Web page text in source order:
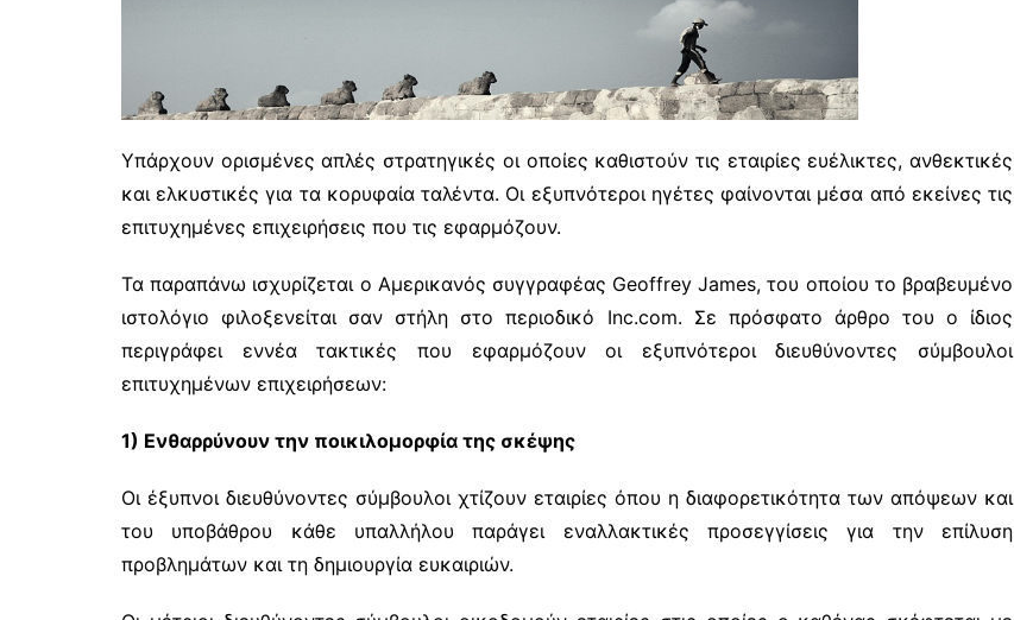
Υπάρχουν ορισμένες απλές στρατηγικές οι οποίες καθιστούν τις εταιρίες ευέλικτες, ανθεκτικές
και ελκυστικές για τα κορυφαία ταλέντα. Οι εξυπνότεροι ηγέτες φαίνονται μέσα από εκείνες τις
επιτυχημένες επιχειρήσεις που τις εφαρμόζουν.
Τα παραπάνω ισχυρίζεται ο Αμερικανός συγγραφέας Geoffrey James, του οποίου το βραβευμένο
ιστολόγιο φιλοξενείται σαν στήλη στο περιοδικό Inc.com. Σε πρόσφατο άρθρο του ο ίδιος
περιγράφει εννέα τακτικές που εφαρμόζουν οι εξυπνότεροι διευθύνοντες σύμβουλοι
επιτυχημένων επιχειρήσεων:
1) Ενθαρρύνουν την ποικιλομορφία της σκέψης
Οι έξυπνοι διευθύνοντες σύμβουλοι χτίζουν εταιρίες όπου η διαφορετικότητα των απόψεων και
του υποβάθρου κάθε υπαλλήλου παράγει εναλλακτικές προσεγγίσεις για την επίλυση
προβλημάτων και τη δημιουργία ευκαιριών.